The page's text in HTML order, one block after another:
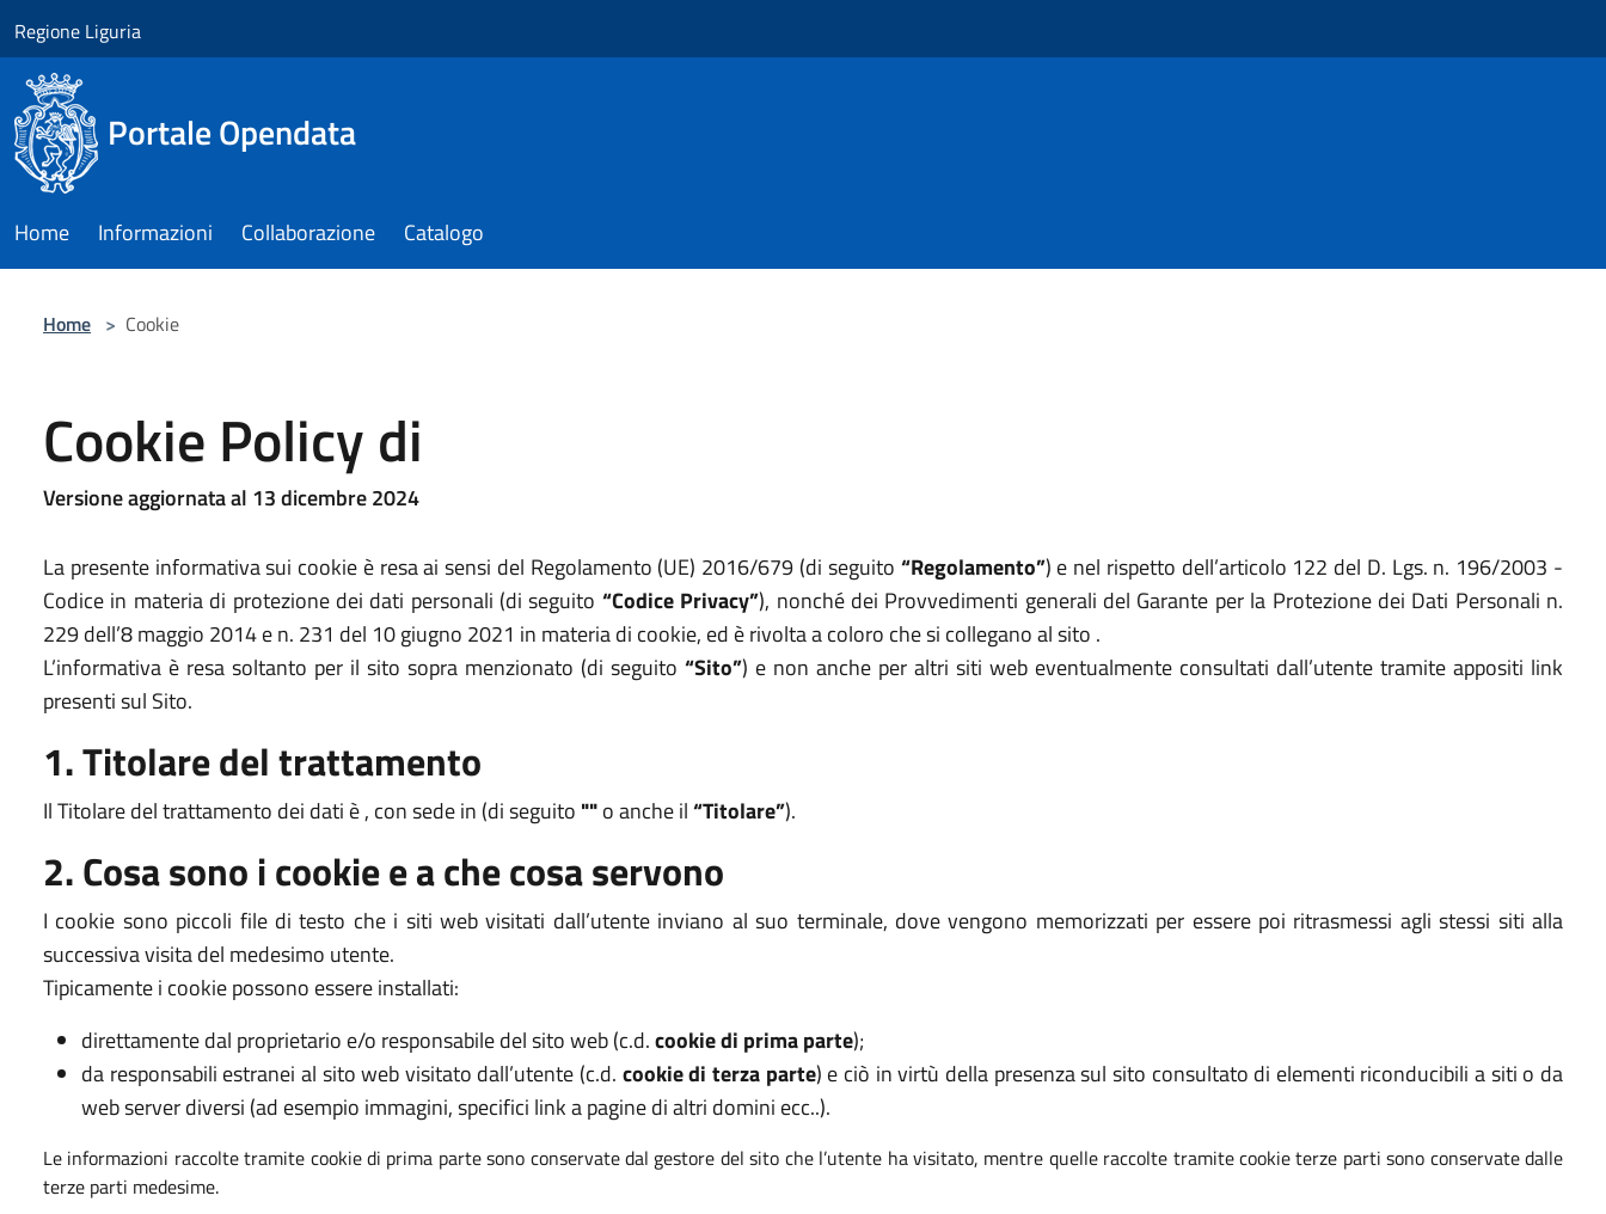
Regione Liguria
Portale Opendata
Home Informazioni Collaborazione Catalogo
Home > Cookie
Cookie Policy di
Versione aggiornata al 13 dicembre 2024
La presente informativa sui cookie è resa ai sensi del Regolamento (UE) 2016/679 (di seguito “Regolamento”) e nel rispetto dell’articolo 122 del D. Lgs. n. 196/2003 -
Codice in materia di protezione dei dati personali (di seguito “Codice Privacy”), nonché dei Provvedimenti generali del Garante per la Protezione dei Dati Personali n.
229 dell’8 maggio 2014 e n. 231 del 10 giugno 2021 in materia di cookie, ed è rivolta a coloro che si collegano al sito .
L’informativa è resa soltanto per il sito sopra menzionato (di seguito “Sito”) e non anche per altri siti web eventualmente consultati dall’utente tramite appositi link
presenti sul Sito.
1. Titolare del trattamento
Il Titolare del trattamento dei dati è , con sede in (di seguito ""o anche il“Titolare”).
2. Cosa sono i cookie e a che cosa servono
I cookie sono piccoli file di testo che i siti web visitati dall’utente inviano al suo terminale, dove vengono memorizzati per essere poi ritrasmessi agli stessi siti alla
successiva visita del medesimo utente.
Tipicamente i cookie possono essere installati:
direttamente dal proprietario e/o responsabile del sito web (c.d.cookie di prima parte);
da responsabili estranei al sito web visitato dall’utente (c.d. cookie di terza parte) e ciò in virtù della presenza sul sito consultato di elementi riconducibili a siti o da
web server diversi (ad esempio immagini, specifici link a pagine di altri domini ecc..).
Le informazioni raccolte tramite cookie di prima parte sono conservate dal gestore del sito che l’utente ha visitato, mentre quelle raccolte tramite cookie terze parti sono conservate dalle
terze parti medesime.